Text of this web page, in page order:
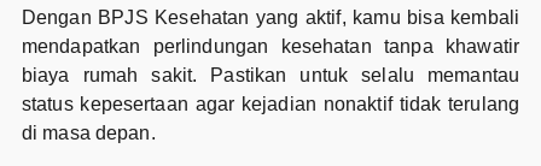
Dengan BPJS Kesehatan yang aktif, kamu bisa kembali
mendapatkan perlindungan kesehatan tanpa khawatir
biaya rumah sakit. Pastikan untuk selalu memantau
status kepesertaan agar kejadian nonaktif tidak terulang
di masa depan.